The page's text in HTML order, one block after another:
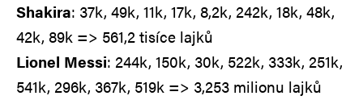
Shakira: 37k, 49k, 11k, 17k, 8,2k, 242k, 18k, 48k,
42k, 89k => 561,2 tisíce lajků
Lionel Messi: 244k, 150k, 30k, 522k, 333k, 251k,
541k, 296k, 367k, 519k => 3,253 milionu lajků